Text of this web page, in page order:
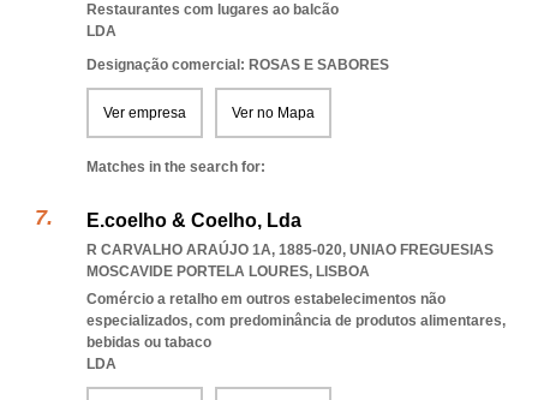
Restaurantes com lugares ao balcão
LDA
Designação comercial: ROSAS E SABORES
Ver empresa Ver no Mapa
Matches in the search for:
E.coelho & Coelho, Lda
R CARVALHO ARAÚJO 1A, 1885-020, UNIAO FREGUESIAS
MOSCAVIDE PORTELA LOURES, LISBOA
Comércio a retalho em outros estabelecimentos não
especializados, com predominância de produtos alimentares,
bebidas ou tabaco
LDA